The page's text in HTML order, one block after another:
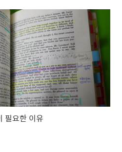
필요한 이유